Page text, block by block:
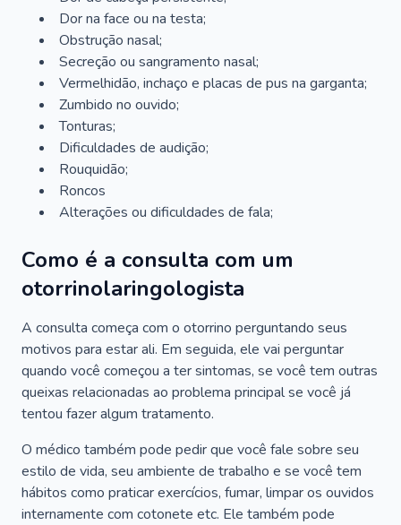
Dor na face ou na testa;
Obstrução nasal;
Secreção ou sangramento nasal;
Vermelhidão, inchaço e placas de pus na garganta;
Zumbido no ouvido;
Tonturas;
Dificuldades de audição;
Rouquidão;
Roncos
Alterações ou dificuldades de fala;
Como é a consulta com um
otorrinolaringologista
A consulta começa com o otorrino perguntando seus
motivos para estar ali. Em seguida, ele vai perguntar
quando você começou a ter sintomas, se você tem outras
queixas relacionadas ao problema principal se você já
tentou fazer algum tratamento.
O médico também pode pedir que você fale sobre seu
estilo de vida, seu ambiente de trabalho e se você tem
hábitos como praticar exercícios, fumar, limpar os ouvidos
internamente com cotonete etc. Ele também pode